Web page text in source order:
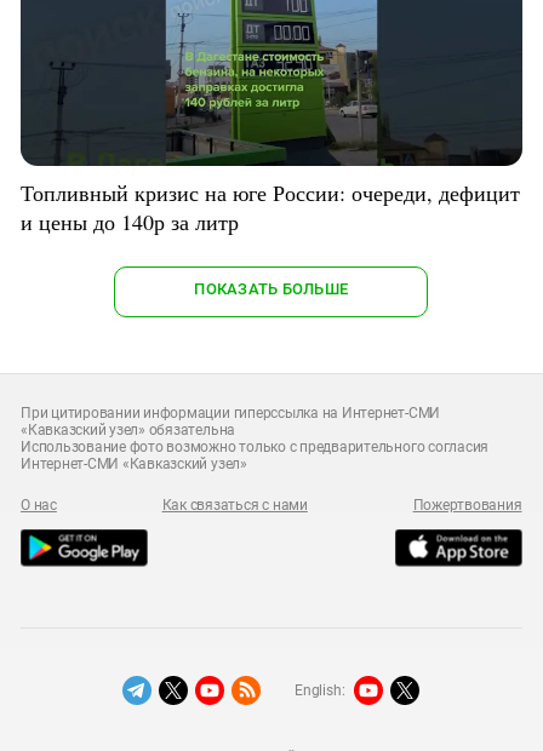
Топливный кризис на юге России: очереди, дефицит
и цены до 140р за литр
ПОКАЗАТЬ БОЛЬШЕ
При цитировании информации гиперссылка на Интернет-СМИ
«Кавказский узел» обязательна
Использование фото возможно только с предварительного согласия
Интернет-СМИ «Кавказский узел»
О нас Как связаться с нами Пожертвования
English: